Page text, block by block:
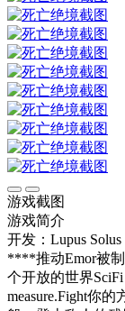
游戏截图
游戏简介
开发：Lupus Solus
****推动Emor被
个开放的世界
measure.Fight你